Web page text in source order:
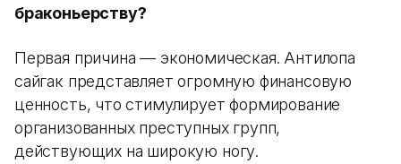
браконьерству?
Первая причина — экономическая. Антилопа
сайгак представляет огромную финансовую
ценность, что стимулирует формирование
организованных преступных групп,
действующих на широкую ногу.